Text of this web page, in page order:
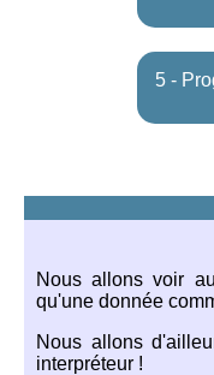
5 -
Nous allons voir
qu'une donnée
Nous allons
interpréteur !